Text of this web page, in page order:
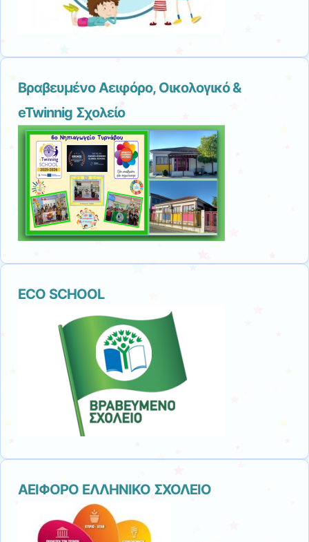
Βραβευμένο Αειφόρο, Οικολογικό &
eTwinnig Σχολείο
ECO SCHOOL
ΑΕΙΦΟΡΟ ΕΛΛΗΝΙΚΟ ΣΧΟΛΕΙΟ